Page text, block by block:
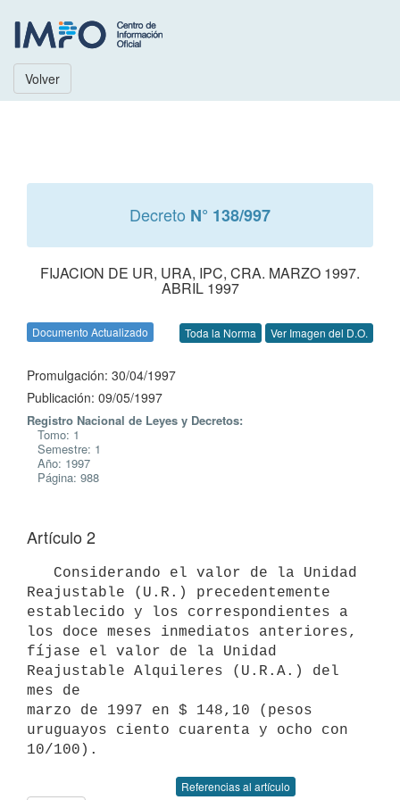
Volver
Decreto N° 138/997
FIJACION DE UR, URA, IPC, CRA. MARZO 1997.
ABRIL 1997
Documento Actualizado Toda la Norma Ver Imagen del D.O.
Promulgación: 30/04/1997
Publicación: 09/05/1997
Registro Nacional de Leyes y Decretos:
Tomo: 1
Semestre: 1
Año: 1997
Página: 988
Artículo 2
Reajustable (U.R.) precedentemente
establecido y los correspondientes a
los doce meses inmediatos anteriores,
fíjase el valor de la Unidad
Reajustable Alquileres (U.R.A.) del
mes de
marzo de 1997 en $ 148,10 (pesos
uruguayos ciento cuarenta y ocho con
10/100).
Referencias al artículo